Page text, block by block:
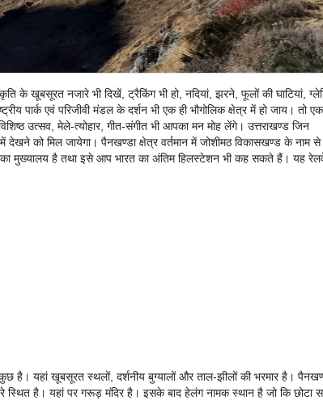
के खूबसूरत नजारे भी दिखें, ट्रैकिंग भी हो, नदियां, झरने, फूलों की घाटियां,
पार्क एवं परिजीवी मंडल के दर्शन भी एक ही भौगोलिक क्षेत्र में हो जाय। तो
उत्सव, मेले-त्योहार, गीत-संगीत भी आपका मन मोह लेंगे। उत्तराखण्ड जिन
को मिल जायेगा। पैनखण्डा क्षेत्र वर्तमान में जोशीमठ विकासखण्ड के नाम से
मुख्यालय है तथा इसे आप भारत का अंतिम हिलस्टेशन भी कह सकते हैं। यह
है। यहां खूबसूरत स्थलों, दर्शनीय बुग्यालों और ताल-झीलों की भरमार है।
है। यहां पर गरूड़ मंदिर है। इसके बाद हेलंग नामक स्थान है जो कि छोटा